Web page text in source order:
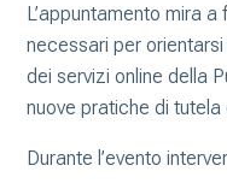
L’appuntamento mira
necessari per orientarsi
dei servizi online della
nuove pratiche di
Durante l’evento